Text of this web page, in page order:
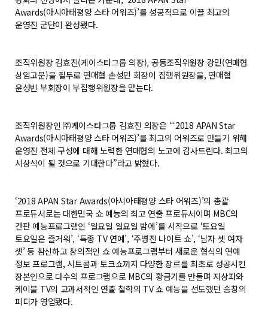
Awards(아시아태평양 스타 어워즈)’를 성공적으로 이끌 최고의
운영진 군단이 완성됐다.
조직위원장 김효진(케이스타그룹 의장), 공동조직위원장 강민(연매협
상임고문)을 필두로 연매협 손성민 회장이 집행위원장을, 연매협
윤성빈 부회장이 부집행위원장을 맡는다.
조직위원장인 ㈜케이스타그룹 김효진 의장은 “‘2018 APAN Star
Awards(아시아태평양 스타 어워즈)’를 최고의 어워즈로 만들기 위해
운영진 전체 구성에 대해 노력한 연매협의 노고에 감사드린다. 최고의
시상식이 될 것으로 기대한다”라고 밝혔다.
‘2018 APAN Star Awards(아시아태평양 스타 어워즈)’의 총괄
프로듀서로는 대한민국 쇼 예능의 최고 연출 프로듀서이며 MBC의
간판 예능프로그램인 ‘일요일 일요일 밤에’를 시작으로 ‘토요일
토요일은 즐거워’, ‘특종 TV 연예’, ‘주병진 나이트 쇼’, ‘남자 셋 여자
셋’ 등 참신하고 창의적인 쇼 예능프로그램부터 새로운 형식의 연예
정보 프로그램, 시트콤과 토크쇼까지 다양한 장르를 최초로 성공시킨
장본인으로 다수의 프로그램으로 MBC의 황금기를 만들며 지상파와
케이블 TV의 교과서적인 연출 철학의 TV 쇼 예능을 선도했던 송창의
피디가 영입됐다.